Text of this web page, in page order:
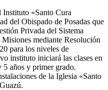
Instituto «Santo Cura
del Obispado de Posadas que
Privada del Sistema
mediante Resolución
para los niveles de
instituto iniciará las clases en
años y primer grado.
de la Iglesia «Santo